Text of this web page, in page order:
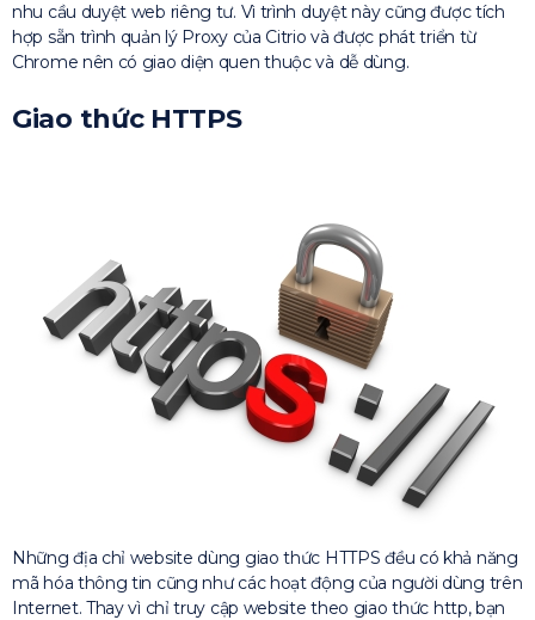
nhu cầu duyệt web riêng tư. Vì trình duyệt này cũng được tích
hợp sẵn trình quản lý Proxy của Citrio và được phát triển từ
Chrome nên có giao diện quen thuộc và dễ dùng.
Giao thức HTTPS
Những địa chỉ website dùng giao thức HTTPS đều có khả năng
mã hóa thông tin cũng như các hoạt động của người dùng trên
Internet. Thay vì chỉ truy cập website theo giao thức http, bạn